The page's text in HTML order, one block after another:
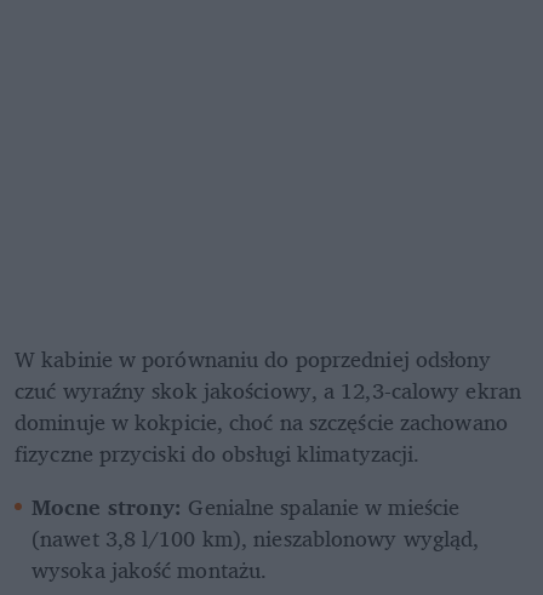
W kabinie w porównaniu do poprzedniej odsłony
czuć wyraźny skok jakościowy, a 12,3-calowy ekran
dominuje w kokpicie, choć na szczęście zachowano
fizyczne przyciski do obsługi klimatyzacji.
Mocne strony: Genialne spalanie w mieście
(nawet 3,8 l/100 km), nieszablonowy wygląd,
wysoka jakość montażu.